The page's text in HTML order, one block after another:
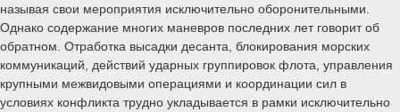
называя свои мероприятия исключительно оборонительными.
Однако содержание многих маневров последних лет говорит об
обратном. Отработка высадки десанта, блокирования морских
коммуникаций, действий ударных группировок флота, управления
крупными межвидовыми операциями и координации сил в
условиях конфликта трудно укладывается в рамки исключительно